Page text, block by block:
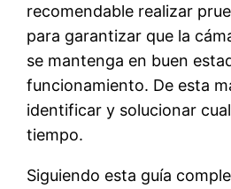
recomendable realizar
para garantizar que la
se mantenga en buen
funcionamiento. De esta
identificar y solucionar
tiempo.
Siguiendo esta guía